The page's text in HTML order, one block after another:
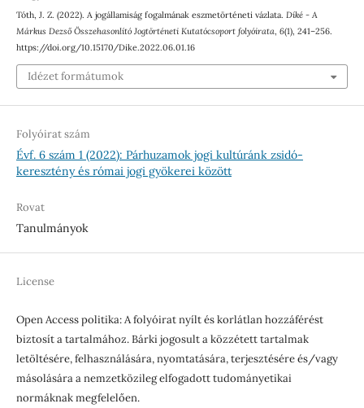
Tóth, J. Z. (2022). A jogállamiság fogalmának eszmetörténeti vázlata. Díké - A
Márkus Dezső Összehasonlító Jogtörténeti Kutatócsoport folyóirata, 6(1), 241–256.
https://doi.org/10.15170/Dike.2022.06.01.16
Idézet formátumok
Folyóirat szám
Évf. 6 szám 1 (2022): Párhuzamok jogi kultúránk zsidó-
keresztény és római jogi gyökerei között
Rovat
Tanulmányok
License
Open Access politika: A folyóirat nyílt és korlátlan hozzáférést
biztosít a tartalmához. Bárki jogosult a közzétett tartalmak
letöltésére, felhasználására, nyomtatására, terjesztésére és/vagy
másolására a nemzetközileg elfogadott tudományetikai
normáknak megfelelően.